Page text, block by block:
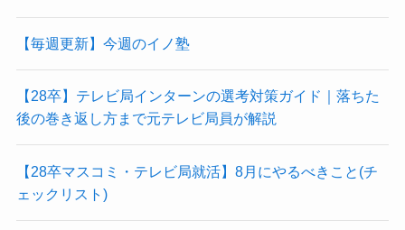
【毎週更新】今週のイノ塾
【28卒】テレビ局インターンの選考対策ガイド｜落ちた
後の巻き返し方まで元テレビ局員が解説
【28卒マスコミ・テレビ局就活】8月にやるべきこと(チ
ェックリスト)